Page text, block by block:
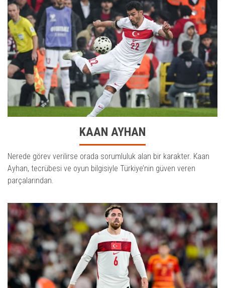
KAAN AYHAN
Nerede görev verilirse orada sorumluluk alan bir karakter. Kaan
Ayhan, tecrübesi ve oyun bilgisiyle Türkiye’nin güven veren
parçalarından.